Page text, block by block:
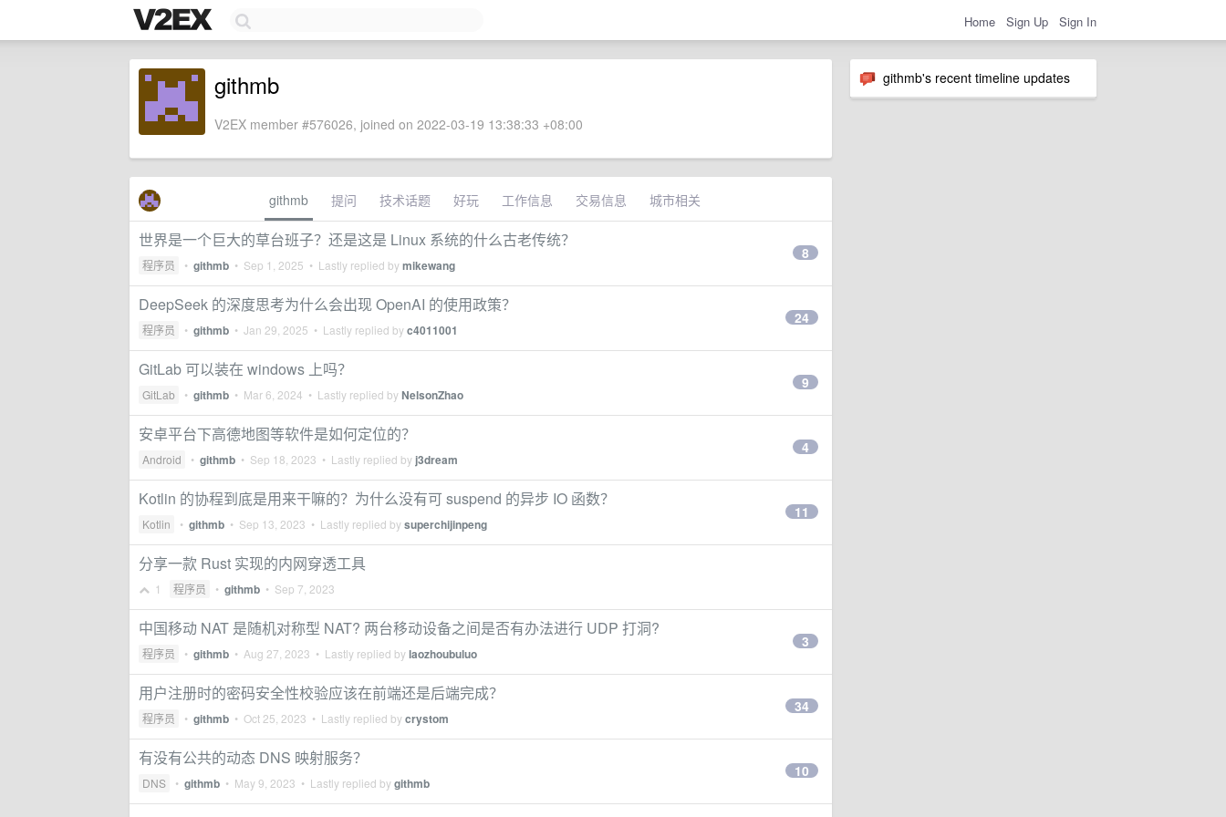
Home Sign Up Sign In
githmb's recent timeline updates
githmb
V2EX member #576026, joined on 2022-03-19 13:38:33 +08:00
githmb 提问 技术话题 好玩 工作信息 交易信息 城市相关
世界是一个巨大的草台班子？还是这是 Linux 系统的什么古老传统？
程序员 • githmb • Sep 1, 2025 • Lastly replied bymikewang
8
DeepSeek 的深度思考为什么会出现 OpenAI 的使用政策？
程序员 • githmb • Jan 29, 2025 • Lastly replied byc4011001
24
GitLab 可以装在 windows 上吗？
GitLab • githmb • Mar 6, 2024 • Lastly replied byNelsonZhao
9
安卓平台下高德地图等软件是如何定位的？
Android • githmb • Sep 18, 2023 • Lastly replied by j3dream
4
Kotlin 的协程到底是用来干嘛的？为什么没有可 suspend 的异步 IO 函数？
Kotlin • githmb • Sep 13, 2023 • Lastly replied bysuperchijinpeng
11
分享一款 Rust 实现的内网穿透工具
1 程序员 • githmb • Sep 7, 2023
中国移动 NAT 是随机对称型 NAT? 两台移动设备之间是否有办法进行 UDP 打洞?
程序员 • githmb • Aug 27, 2023 • Lastly replied bylaozhoubuluo
3
用户注册时的密码安全性校验应该在前端还是后端完成？
程序员 • githmb • Oct 25, 2023 • Lastly replied bycrystom
34
有没有公共的动态 DNS 映射服务？
DNS • githmb • May 9, 2023 • Lastly replied bygithmb
10